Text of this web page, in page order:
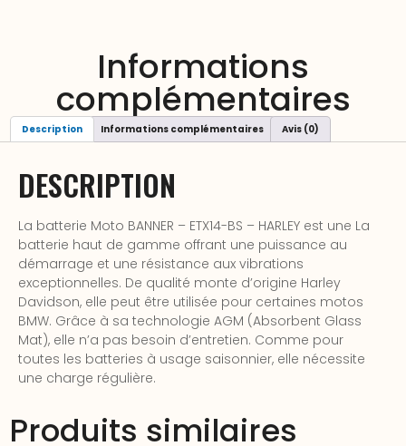
Informations
complémentaires
Description Informations complémentaires Avis (0)
DESCRIPTION
La batterie Moto BANNER – ETX14-BS – HARLEY est une La
batterie haut de gamme offrant une puissance au
démarrage et une résistance aux vibrations
exceptionnelles. De qualité monte d’origine Harley
Davidson, elle peut être utilisée pour certaines motos
BMW. Grâce à sa technologie AGM (Absorbent Glass
Mat), elle n’a pas besoin d’entretien. Comme pour
toutes les batteries à usage saisonnier, elle nécessite
une charge régulière.
Produits similaires